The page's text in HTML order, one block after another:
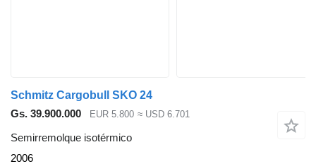
Schmitz Cargobull SKO 24
Gs. 39.900.000
EUR 5.800 ≈ USD 6.701
Semirremolque isotérmico
2006